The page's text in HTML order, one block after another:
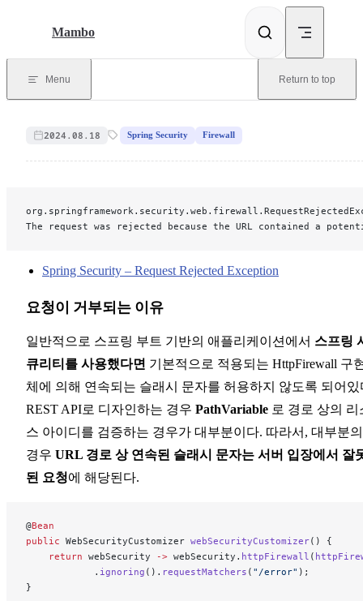
Mambo
Menu Return to top
2024.08.18 Spring Security Firewall
The request was rejected because the URL contained a
Spring Security – Request Rejected Exception
요청이 거부되는 이유
일반적으로 스프링 부트 기반의 애플리케이션에서 스프링
큐리티를 사용했다면 기본적으로 적용되는 HttpFirewall 구
체에 의해 연속되는 슬래시 문자를 허용하지 않도록 되어있
REST API로 디자인하는 경우 PathVariable 로 경로 상의 리
스 아이디를 검증하는 경우가 대부분이다. 따라서, 대부분의
경우 URL 경로 상 연속된 슬래시 문자는 서버 입장에서 잘
된 요청에 해당된다.
@Bean
public WebSecurityCustomizer webSecurityCustomizer() {
    return
webSecurity -> webSecurity. httpFirewall (
            .
ignoring (). requestMatchers ( "/error" );
}